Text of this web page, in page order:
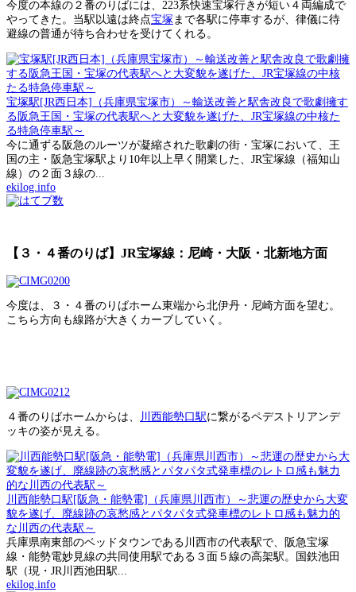
今度の本線の２番のりばには、223系快速宝塚行きが短い４両編成で
やってきた。当駅以遠は終点宝塚 まで各駅に停車するが、律儀に待
避線の普通が待ち合わせを受けてくれる。
宝塚駅[JR西日本]（兵庫県宝塚市）～輸送改善と駅舎改良で歌劇擁す
る阪急王国・宝塚の代表駅へと大変貌を遂げた、JR宝塚線の中核た
る特急停車駅～
今に通ずる阪急のルーツが凝縮された歌劇の街・宝塚において、王
国の主・阪急宝塚駅より10年以上早く開業した、JR宝塚線（福知山
線）の２面３線の...
ekilog.info
【３・４番のりば】JR宝塚線：尼崎・大阪・北新地方面
今度は、３・４番のりばホーム東端から北伊丹・尼崎方面を望む。
こちら方向も線路が大きくカーブしていく。
４番のりばホームからは、 川西能勢口駅に繋がるペデストリアンデ
ッキの姿が見える。
川西能勢口駅[阪急・能勢電]（兵庫県川西市）～悲運の歴史から大変
貌を遂げ、廃線跡の哀愁感とパタパタ式発車標のレトロ感も魅力的
な川西の代表駅～
兵庫県南東部のベッドタウンである川西市の代表駅で、阪急宝塚
線・能勢電妙見線の共同使用駅である３面５線の高架駅。国鉄池田
駅（現・JR川西池田駅...
ekilog.info